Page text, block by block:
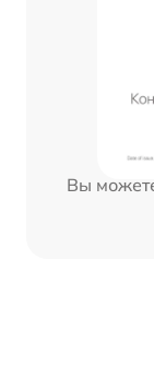
Вы